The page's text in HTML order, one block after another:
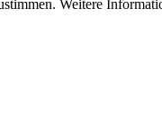
Weitere